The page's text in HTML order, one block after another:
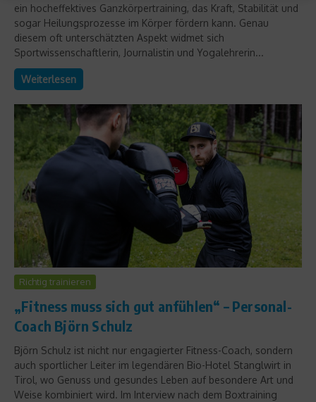
ein hocheffektives Ganzkörpertraining, das Kraft, Stabilität und
sogar Heilungsprozesse im Körper fördern kann. Genau
diesem oft unterschätzten Aspekt widmet sich
Sportwissenschaftlerin, Journalistin und Yogalehrerin...
Weiterlesen
Richtig trainieren
„Fitness muss sich gut anfühlen“ – Personal-
Coach Björn Schulz
Björn Schulz ist nicht nur engagierter Fitness-Coach, sondern
auch sportlicher Leiter im legendären Bio-Hotel Stanglwirt in
Tirol, wo Genuss und gesundes Leben auf besondere Art und
Weise kombiniert wird. Im Interview nach dem Boxtraining